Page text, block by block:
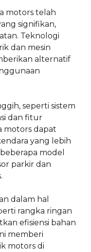
motors telah
signifikan,
Teknologi
dan mesin
alternatif
seperti sistem
dan fitur
motors dapat
yang lebih
model
parkir dan
dalam hal
rangka ringan
efisiensi bahan
memberi
motors di